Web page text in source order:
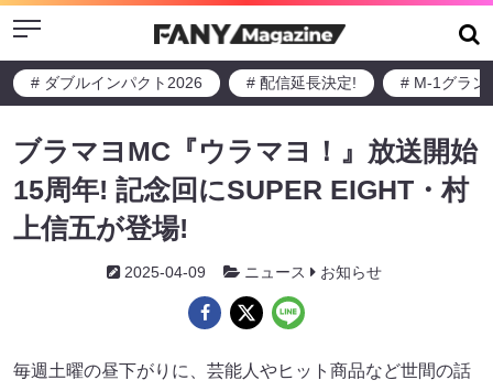
Menu
# ダブルインパクト2026 # 配信延長決定! # M-1グラン
ブラマヨMC『ウラマヨ！』放送開始
15周年! 記念回にSUPER EIGHT・村
上信五が登場!
2025-04-09 ニュース お知らせ
毎週土曜の昼下がりに、芸能人やヒット商品など世間の話